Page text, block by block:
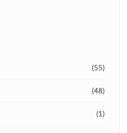
(55)
(48)
(1)